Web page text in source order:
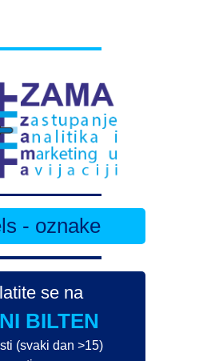
- oznake
se na
BILTEN
(svaki dan >15)